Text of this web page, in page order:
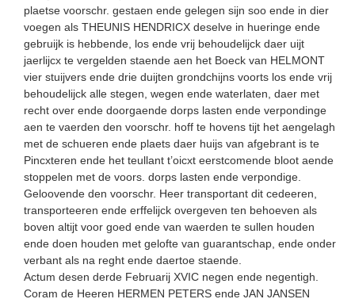
plaetse voorschr. gestaen ende gelegen sijn soo ende in dier
voegen als THEUNIS HENDRICX deselve in hueringe ende
gebruijk is hebbende, los ende vrij behoudelijck daer uijt
jaerlijcx te vergelden staende aen het Boeck van HELMONT
vier stuijvers ende drie duijten grondchijns voorts los ende vrij
behoudelijck alle stegen, wegen ende waterlaten, daer met
recht over ende doorgaende dorps lasten ende verpondinge
aen te vaerden den voorschr. hoff te hovens tijt het aengelagh
met de schueren ende plaets daer huijs van afgebrant is te
Pincxteren ende het teullant t’oicxt eerstcomende bloot aende
stoppelen met de voors. dorps lasten ende verpondige.
Geloovende den voorschr. Heer transportant dit cedeeren,
transporteeren ende erffelijck overgeven ten behoeven als
boven altijt voor goed ende van waerden te sullen houden
ende doen houden met gelofte van guarantschap, ende onder
verbant als na reght ende daertoe staende.
Actum desen derde Februarij XVIC negen ende negentigh.
Coram de Heeren HERMEN PETERS ende JAN JANSEN